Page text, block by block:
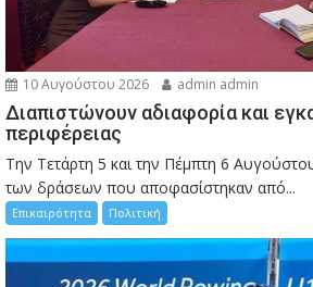
10 Αυγούστου 2026 admin admin
Διαπιστώνουν αδιαφορία και
περιφέρειας
Την Τετάρτη 5 και την Πέμπτη 6
των δράσεων που αποφασίστηκαν από...
Επικαιρότητα Πολιτική